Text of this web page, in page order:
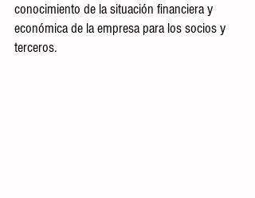
conocimiento de la situación financiera y
económica de la empresa para los socios y
terceros.